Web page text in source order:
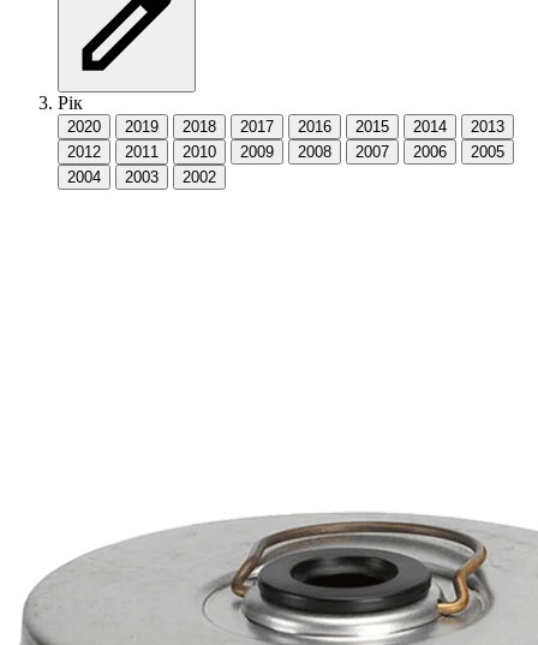
Рік
2020 2019 2018 2017 2016 2015 2014
2013
2012
2011 2010 2009 2008 2007 2006
2005
2004
2003 2002